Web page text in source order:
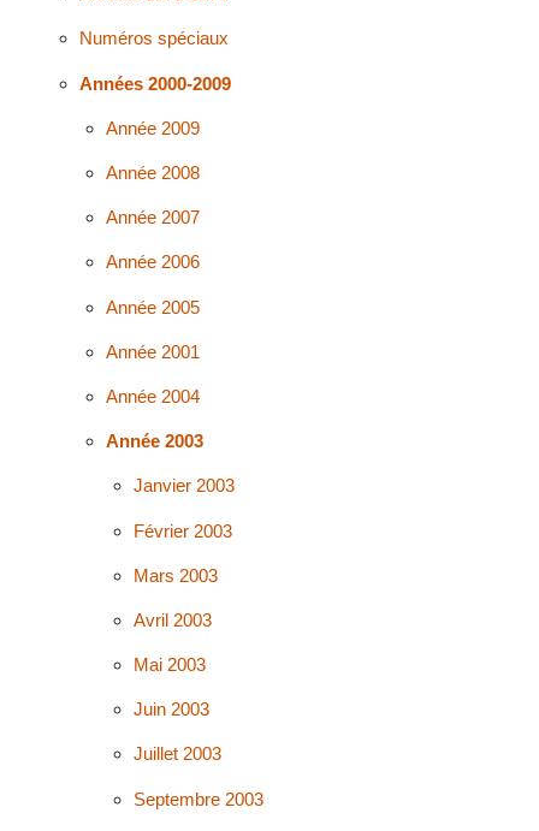
Numéros spéciaux
Années 2000-2009
Année 2009
Année 2008
Année 2007
Année 2006
Année 2005
Année 2001
Année 2004
Année 2003
Janvier 2003
Février 2003
Mars 2003
Avril 2003
Mai 2003
Juin 2003
Juillet 2003
Septembre 2003